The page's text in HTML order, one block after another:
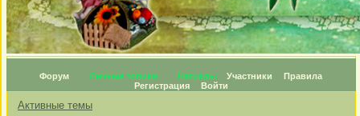
Форум Личные топики Награды Участники
Правила
Регистрация
Войти
Активные темы